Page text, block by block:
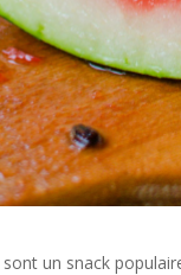
un snack